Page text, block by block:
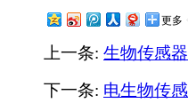
更多
上一条: 生物传感
下一条: 电生物传